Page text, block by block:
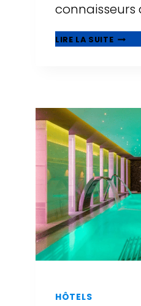
connaisseurs
LIRE LA SUITE⭐
TOP
2026
HÔTELS